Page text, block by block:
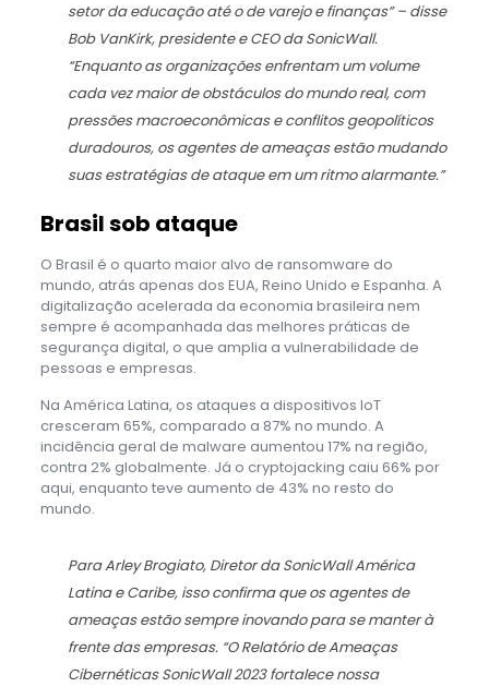
setor da educação até o de varejo e finanças”– disse
Bob VanKirk, presidente e CEO da SonicWall.
“Enquanto as organizações enfrentam um volume
cada vez maior de obstáculos do mundo real, com
pressões macroeconômicas e conflitos geopolíticos
duradouros, os agentes de ameaças estão mudando
suas estratégias de ataque em um ritmo alarmante.”
Brasil sob ataque
O Brasil é o quarto maior alvo de ransomware do
mundo, atrás apenas dos EUA, Reino Unido e Espanha. A
digitalização acelerada da economia brasileira nem
sempre é acompanhada das melhores práticas de
segurança digital, o que amplia a vulnerabilidade de
pessoas e empresas.
Na América Latina, os ataques a dispositivos IoT
cresceram 65%, comparado a 87% no mundo. A
incidência geral de malware aumentou 17% na região,
contra 2% globalmente. Já o cryptojacking caiu 66% por
aqui, enquanto teve aumento de 43% no resto do
mundo.
Para Arley Brogiato, Diretor da SonicWall América
Latina e Caribe, isso confirma que os agentes de
ameaças estão sempre inovando para se manter à
frente das empresas. “O Relatório de Ameaças
Cibernéticas SonicWall 2023 fortalece nossa